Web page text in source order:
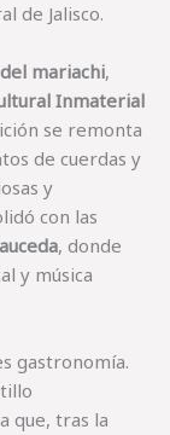
de Jalisco.
mariachi,
Inmaterial
se remonta
de cuerdas y
y
con las
, donde
y música
gastronomía.
que, tras la